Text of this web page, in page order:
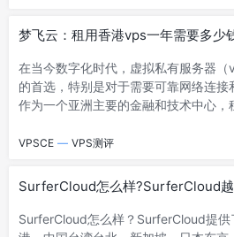
梦飞云：租用香港vps一年需要多少
在当今数字化时代，虚拟私有服务器
的首选，特别是对于需要可靠网络连接
作为一个亚洲主要的金融和技术中心，
VPSCE — VPS测评
SurferCloud怎么样?SurferCloud
SurferCloud怎么样？SurferCloud提供